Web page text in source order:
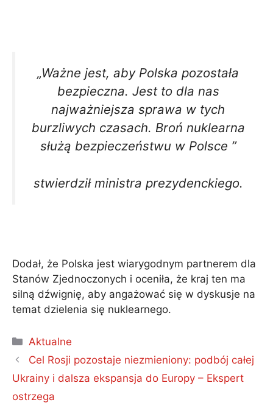
„Ważne jest, aby Polska pozostała
bezpieczna. Jest to dla nas
najważniejsza sprawa w tych
burzliwych czasach. Broń nuklearna
służą bezpieczeństwu w Polsce ”
stwierdził ministra prezydenckiego.
Dodał, że Polska jest wiarygodnym partnerem dla
Stanów Zjednoczonych i oceniła, że ​​kraj ten ma
silną dźwignię, aby angażować się w dyskusje na
temat dzielenia się nuklearnego.
Kategorie
Aktualne
Cel Rosji pozostaje niezmieniony: podbój całej
Ukrainy i dalsza ekspansja do Europy – Ekspert
ostrzega